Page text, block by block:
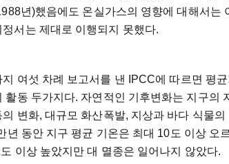
년)했음에도 온실가스의 영향에 대해서는
정서는 제대로 이행되지 못했다.
지 여섯 차례 보고서를 낸 IPCC에 따르면 평
활동 두가지다. 자연적인 기후변화는 지구의
의 변화, 대규모 화산폭발, 지상과 바다 식물
년 동안 지구 평균 기온은 최대 10도 이상 오
이상 높았지만 대 멸종은 일어나지 않았다.